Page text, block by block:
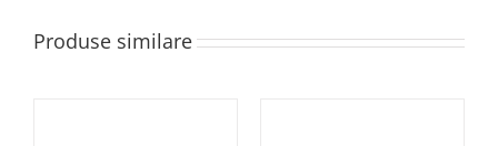
Produse similare